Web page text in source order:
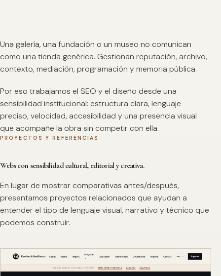
Una galería, una fundación o un museo no comunican
como una tienda genérica. Gestionan reputación, archivo,
contexto, mediación, programación y memoria pública.
Por eso trabajamos el SEO y el diseño desde una
sensibilidad institucional: estructura clara, lenguaje
preciso, velocidad, accesibilidad y una presencia visual
que acompañe la obra sin competir con ella.
PROYECTOS Y REFERENCIAS
Webs con sensibilidad cultural, editorial y creativa.
En lugar de mostrar comparativas antes/después,
presentamos proyectos relacionados que ayudan a
entender el tipo de lenguaje visual, narrativo y técnico que
podemos construir.